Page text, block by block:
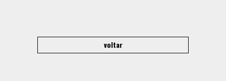
voltar